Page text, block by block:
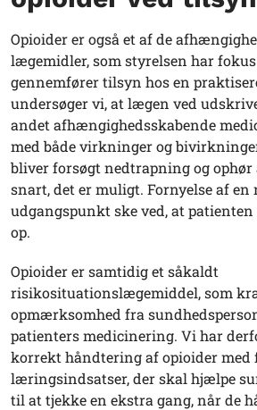
Opioider er også et af de
lægemidler, som styrelsen har
gennemfører tilsyn hos en
undersøger vi, at lægen ved
andet afhængighedsskabende
med både virkninger og
bliver forsøgt nedtrapning og ophør
snart, det er muligt. Fornyelse af en
udgangspunkt ske ved, at
op.
Opioider er samtidig et såkaldt
risikosituationslægemiddel, som
opmærksomhed fra
patienters medicinering. Vi har
korrekt håndtering af opioider med
læringsindsatser, der skal hjælpe
til at tjekke en ekstra gang, når de